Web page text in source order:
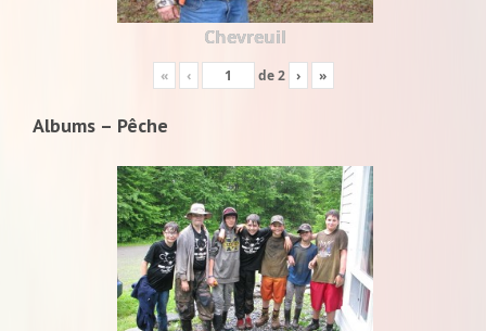
Chevreuil
« ‹ de2 › »
Albums – Pêche